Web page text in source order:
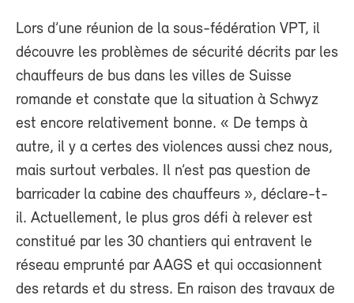
Lors d’une réunion de la sous-fédération VPT, il
découvre les problèmes de sécurité décrits par les
chauffeurs de bus dans les villes de Suisse
romande et constate que la situation à Schwyz
est encore relativement bonne. « De temps à
autre, il y a certes des violences aussi chez nous,
mais surtout verbales. Il n’est pas question de
barricader la cabine des chauffeurs », déclare-t-
il. Actuellement, le plus gros défi à relever est
constitué par les 30 chantiers qui entravent le
réseau emprunté par AAGS et qui occasionnent
des retards et du stress. En raison des travaux de